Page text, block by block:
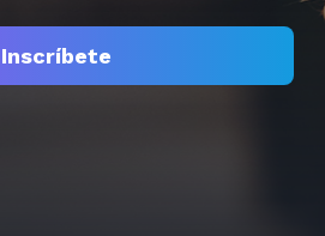
Inscríbete